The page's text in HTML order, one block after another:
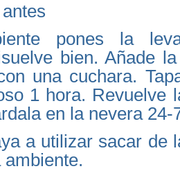
pones la
bien. Añade
una cuchara.
1 hora. Revuelve
en la nevera 24-
a utilizar sacar de